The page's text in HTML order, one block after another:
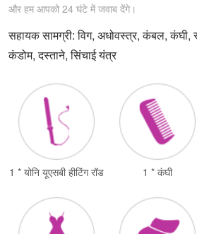
और हम आपको 24 घंटे में जवाब देंगे।
सहायक सामग्री: विग, अधोवस्त्र, कंबल,
कंडोम, दस्ताने, सिंचाई यंत्र
1 * योनि यूएसबी हीटिंग रॉड 1 * कंघी